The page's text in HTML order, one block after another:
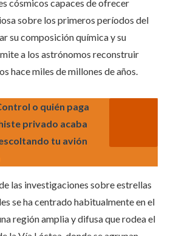
cósmicos capaces de ofrecer
sobre los primeros períodos del
su composición química y su
a los astrónomos reconstruir
hace miles de millones de años.
o quién paga
privado acaba
tu avión
las investigaciones sobre estrellas
se ha centrado habitualmente en el
región amplia y difusa que rodea el